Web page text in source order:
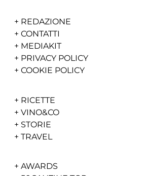
+ REDAZIONE
+ CONTATTI
+ MEDIAKIT
+ PRIVACY POLICY
+ COOKIE POLICY
+ RICETTE
+ VINO&CO
+ STORIE
+ TRAVEL
+ AWARDS